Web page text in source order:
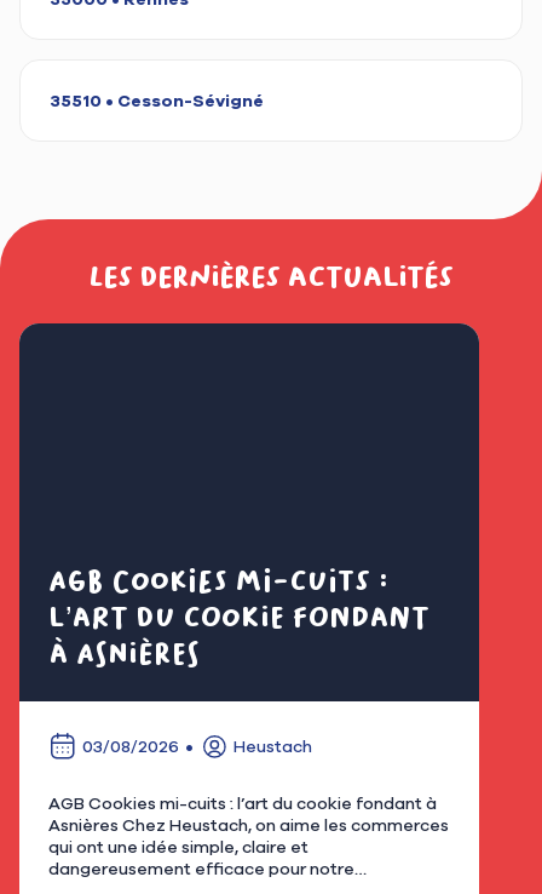
35510 • Cesson-Sévigné
Les dernières actualités
AGB Cookies mi-cuits :
l’art du cookie fondant
à Asnières
03/08/2026 Heustach
AGB Cookies mi-cuits : l’art du cookie fondant à
Asnières Chez Heustach, on aime les commerces
qui ont une idée simple, claire et
dangereusement efficace pour notre